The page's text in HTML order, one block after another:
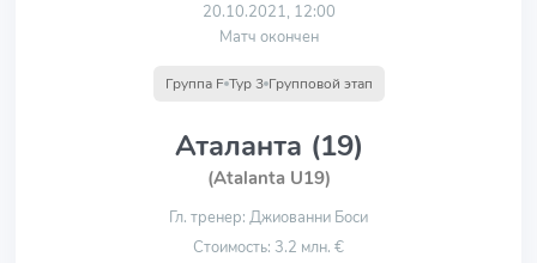
20.10.2021, 12:00
Матч окончен
Группа F Тур 3 Групповой этап
Аталанта (19)
(Atalanta U19)
Гл. тренер: Джиованни Боси
Стоимость: 3.2 млн. €